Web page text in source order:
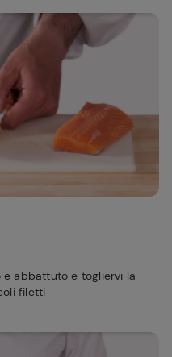
abbattuto e togliervi la
filetti